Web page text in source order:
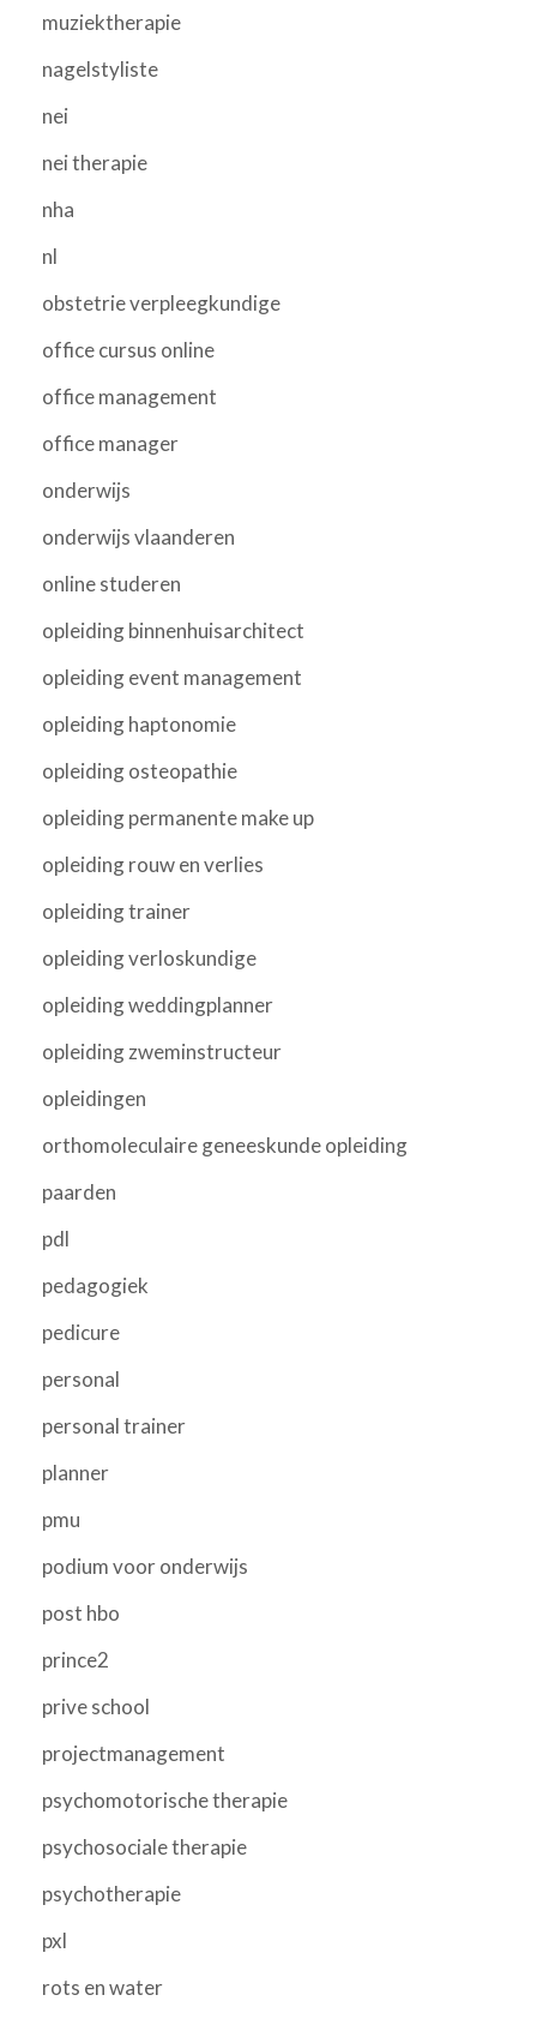
muziektherapie
nagelstyliste
nei
nei therapie
nha
nl
obstetrie verpleegkundige
office cursus online
office management
office manager
onderwijs
onderwijs vlaanderen
online studeren
opleiding binnenhuisarchitect
opleiding event management
opleiding haptonomie
opleiding osteopathie
opleiding permanente make up
opleiding rouw en verlies
opleiding trainer
opleiding verloskundige
opleiding weddingplanner
opleiding zweminstructeur
opleidingen
orthomoleculaire geneeskunde opleiding
paarden
pdl
pedagogiek
pedicure
personal
personal trainer
planner
pmu
podium voor onderwijs
post hbo
prince2
prive school
projectmanagement
psychomotorische therapie
psychosociale therapie
psychotherapie
pxl
rots en water